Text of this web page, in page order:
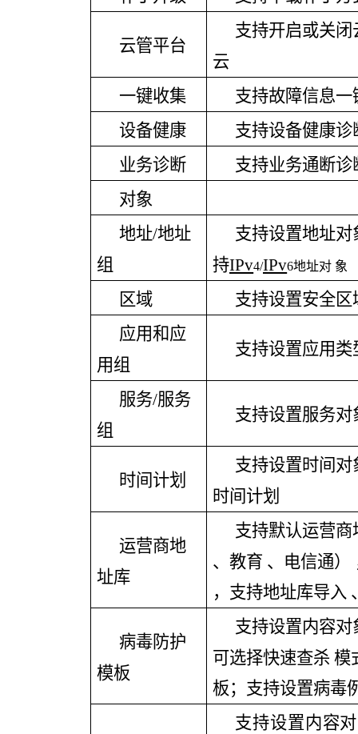
云管平台
支持开启或关
云
一键收集
支持故障信息一
设备健康
支持设备健康诊
业务诊断
支持业务通断诊
对象
地址/地址
组
支持设置地址对
持IPv4/IPv6地址对 象
区域
支持设置安全区
应用和应
用组
支持设置应用类
服务/服务
组
支持设置服务对
时间计划
支持设置时间对
时间计划
运营商地
址库
支持默认运营
、教育 、电信通）
，支持地址库导入
病毒防护
模板
支持设置内容
可选择快速查杀 模
板；支持设置病毒
支持设置内容